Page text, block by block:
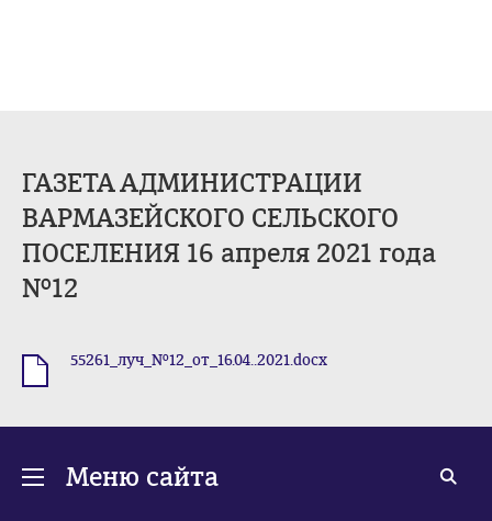
ГАЗЕТА АДМИНИСТРАЦИИ
ВАРМАЗЕЙСКОГО СЕЛЬСКОГО
ПОСЕЛЕНИЯ 16 апреля 2021 года
№12
55261_луч_№12_от_16.04..2021.docx
Меню сайта